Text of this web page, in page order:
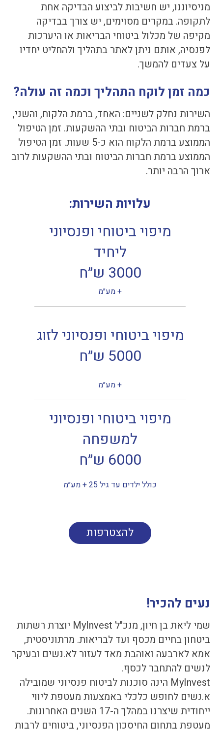
מניסיוננו, יש חשיבות לביצוע הבדיקה אחת
לתקופה. במקרים מסוימים, יש צורך בבדיקה
מקיפה של מכלול ביטוחי הבריאות או היערכות
לפנסיה, אותם ניתן לאתר בתהליך ולהחליט יחדיו
על צעדים להמשך.
כמה זמן לוקח התהליך וכמה זה עולה?
השירות נחלק לשניים: האחד, ברמת הלקוח, והשני,
ברמת חברות הביטוח ובתי ההשקעות. זמן הטיפול
הממוצע ברמת הלקוח הוא כ-5 שעות. זמן הטיפול
הממוצע ברמת חברות הביטוח ובתי ההשקעות לרוב
ארוך הרבה יותר.
עלויות השירות:
מיפוי ביטוחי ופנסיוני
ליחיד
3000 ש״ח
+ מע״מ
מיפוי ביטוחי ופנסיוני לזוג
5000 ש״ח
+ מע״מ
מיפוי ביטוחי ופנסיוני
למשפחה
6000 ש״ח
כולל ילדים עד גיל 25 + מע״מ
להצטרפות
נעים להכיר!
שמי ליאת בן חיון, מנכ"ל MyInvest יוצרת רשתות
ביטחון בחיים מכסף ועד לבריאות. מרתוניסטית,
אמא לארבעה ואוהבת מאד לעזור לא.נשים ובעיקר
לנשים להתחבר לכסף.
MyInvest הינה סוכנות לביטוח פנסיוני שמובילה
א.נשים לחופש כלכלי באמצעות מעטפת ליווי
ייחודית שיצרנו במהלך ה-17 השנים האחרונות.
מעטפת בתחום החיסכון הפנסיוני, ביטוחים לרבות